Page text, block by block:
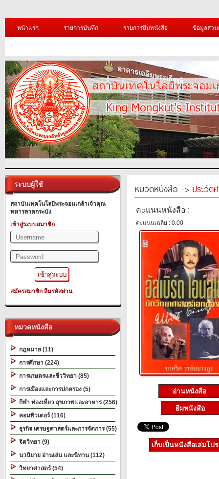
หน้าแรก รายการบันทึก รายการยืมหนังสือ ข้อมูลส่ว
ระบบผู้ใช้
สถาบันเทคโนโลยีพระจอมเกล้าเจ้าคุณ
ทหารลาดกระบัง
เข้าสู่ระบบสมาชิก
สมัครสมาชิก ลืมรหัสผ่าน
หมวดหนังสือ
กฎหมาย (11)
การศึกษา (224)
การเกษตรและชีววิทยา (85)
การเมืองและการปกครอง (5)
กีฬา ท่องเที่ยว สุขภาพและอาหาร (256)
คอมพิวเตอร์ (116)
ธุรกิจ เศรษฐศาสตร์และการจัดการ (55)
จิตวิทยา (9)
นวนิยาย อ่านเล่น และนิทาน (112)
วิทยาศาสตร์ (54)
หมวดหนังสือ -> ประวัติ
คะแนนหนังสือ :
คะแนนเฉลี่ย : 0.00
อ่านหนังสือ
ยืมหนังสือ
เก็บเป็นหนังสือเล่มโป